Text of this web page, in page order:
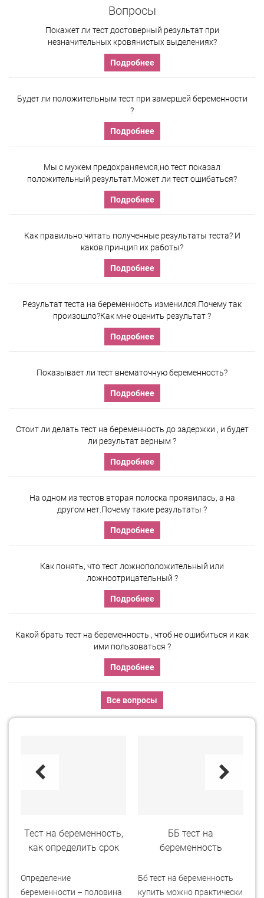
Вопросы
Покажет ли тест достоверный результат при
незначительных кровянистых выделениях?
Подробнее
Будет ли положительным тест при замершей беременности
?
Подробнее
Мы с мужем предохраняемся,но тест показал
положительный результат.Может ли тест ошибаться?
Подробнее
Как правильно читать полученные результаты теста? И
каков принцип их работы?
Подробнее
Результат теста на беременность изменился.Почему так
произошло?Как мне оценить результат ?
Подробнее
Показывает ли тест внематочную беременность?
Подробнее
Стоит ли делать тест на беременность до задержки , и будет
ли результат верным ?
Подробнее
На одном из тестов вторая полоска проявилась, а на
другом нет.Почему такие результаты ?
Подробнее
Как понять, что тест ложноположительный или
ложноотрицательный ?
Подробнее
Какой брать тест на беременность , чтоб не ошибиться и как
ими пользоваться ?
Подробнее
Все вопросы
Тест на беременность,
как определить срок
Определение
беременности – половина
ББ тест на
беременность
Бб тест на беременность
купить можно практически